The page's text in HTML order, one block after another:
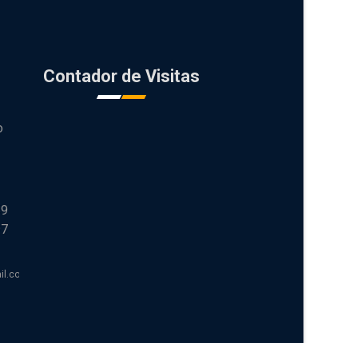
Contador de Visitas